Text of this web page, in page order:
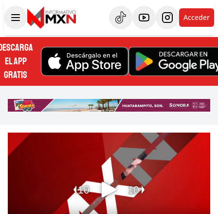
Acceder
EL APP
GRATIS